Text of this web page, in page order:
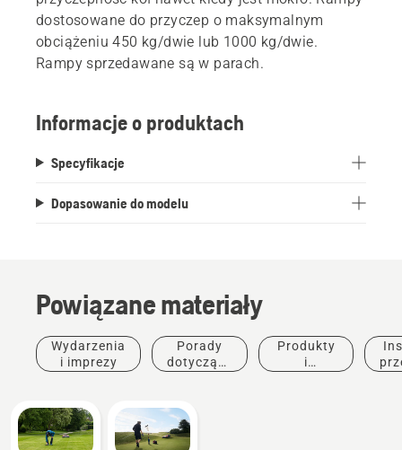
dostosowane do przyczep o maksymalnym
obciążeniu 450 kg/dwie lub 1000 kg/dwie.
Rampy sprzedawane są w parach.
Informacje o produktach
Specyfikacje
Dopasowanie do modelu
Powiązane materiały
Wydarzenia
i imprezy
Porady
dotyczące
Produkty
i